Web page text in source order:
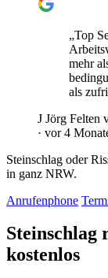
„Top
mehr
als
J Jörg Felten
· vor 4
Steinschlag oder
in ganz NRW.
Anrufenphone
Steinschlag
kostenlos